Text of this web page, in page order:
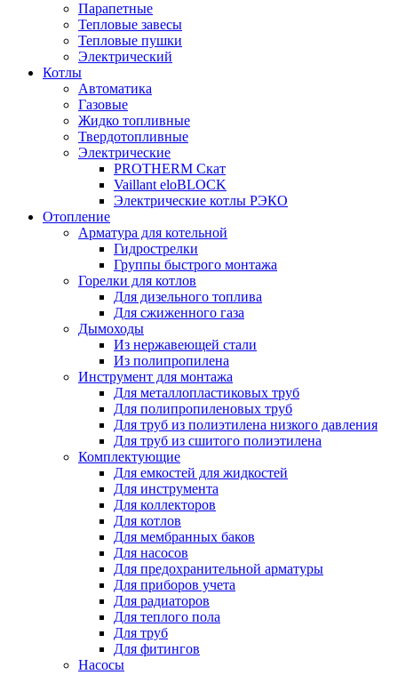
Парапетные
Тепловые завесы
Тепловые пушки
Электрический
Котлы
Автоматика
Газовые
Жидко топливные
Твердотопливные
Электрические
PROTHERM Скат
Vaillant eloBLOCK
Электрические котлы РЭКО
Отопление
Арматура для котельной
Гидрострелки
Группы быстрого монтажа
Горелки для котлов
Для дизельного топлива
Для сжиженного газа
Дымоходы
Из нержавеющей стали
Из полипропилена
Инструмент для монтажа
Для металлопластиковых труб
Для полипропиленовых труб
Для труб из полиэтилена низкого давления
Для труб из сшитого полиэтилена
Комплектующие
Для емкостей для жидкостей
Для инструмента
Для коллекторов
Для котлов
Для мембранных баков
Для насосов
Для предохранительной арматуры
Для приборов учета
Для радиаторов
Для теплого пола
Для труб
Для фитингов
Насосы